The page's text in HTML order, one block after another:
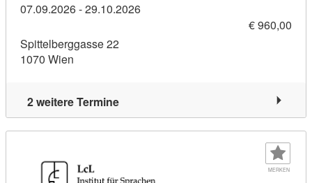
07.09.2026 - 29.10.2026
€ 960,00
Spittelberggasse 22
1070 Wien
2 weitere Termine
MERKEN